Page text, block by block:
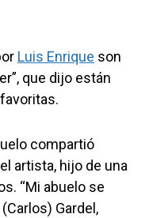
Luis Enrique son
que dijo están
compartió
artista, hijo de una
“Mi abuelo se
Gardel,